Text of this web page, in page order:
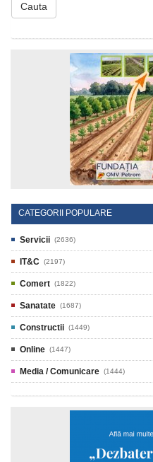
Cauta
CATEGORII POPULARE
Servicii (2636)
IT&C (2197)
Comert (1822)
Sanatate (1687)
Constructii (1449)
Online (1447)
Media / Comunicare (1444)